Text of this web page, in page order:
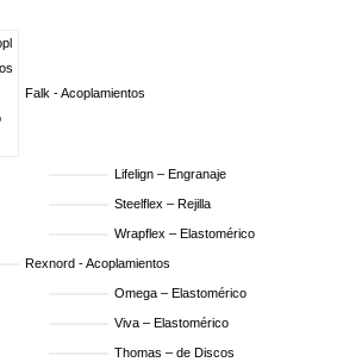
Falk - Acoplamientos
Lifelign – Engranaje
Steelflex – Rejilla
Wrapflex – Elastomérico
Rexnord - Acoplamientos
Omega – Elastomérico
Viva – Elastomérico
Thomas – de Discos